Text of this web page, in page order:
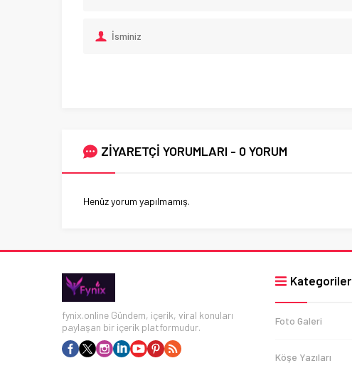
ZİYARETÇİ YORUMLARI - 0 YORUM
Henüz yorum yapılmamış.
fynix.online Gündem, içerik, viral konuları
paylaşan bir içerik platformudur.
Kategoriler
Foto Galeri
Köşe Yazıları